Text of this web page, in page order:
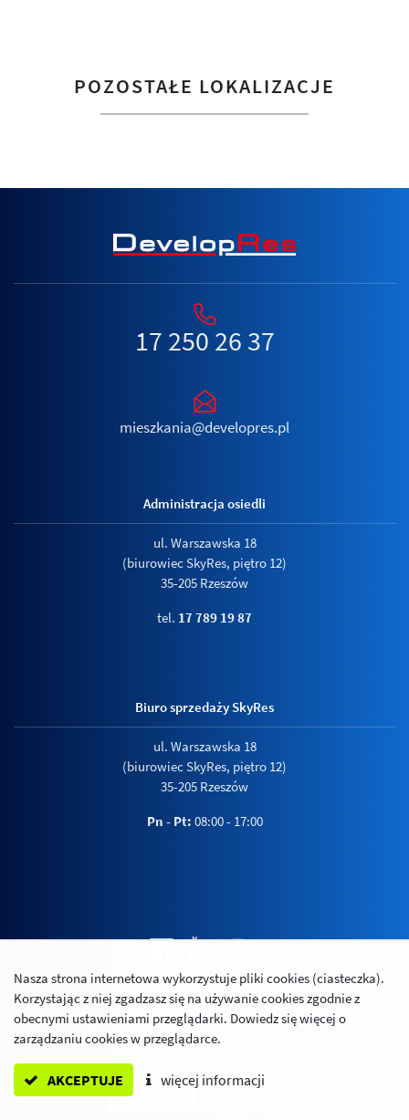
POZOSTAŁE LOKALIZACJE
17 250 26 37
mieszkania@developres.pl
Administracja osiedli
ul. Warszawska 18
(biurowiec SkyRes, piętro 12)
35-205 Rzeszów
tel. 17 789 19 87
Biuro sprzedaży SkyRes
ul. Warszawska 18
(biurowiec SkyRes, piętro 12)
35-205 Rzeszów
Pn - Pt: 08:00 - 17:00
Polityka prywatności
Relacje inwestorskie
NAPISZ DO NAS
Nasza strona internetowa wykorzystuje pliki cookies (ciasteczka).
Korzystając z niej zgadzasz się na używanie cookies zgodnie z
obecnymi ustawieniami przeglądarki. Dowiedz się więcej o
zarządzaniu cookies w przeglądarce.
AKCEPTUJE więcej informacji